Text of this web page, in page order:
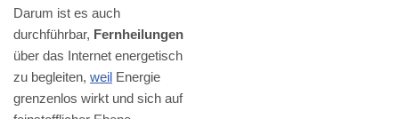
Darum ist es auch
durchführbar, Fernheilungen
über das Internet energetisch
zu begleiten, weil Energie
grenzenlos wirkt und sich auf